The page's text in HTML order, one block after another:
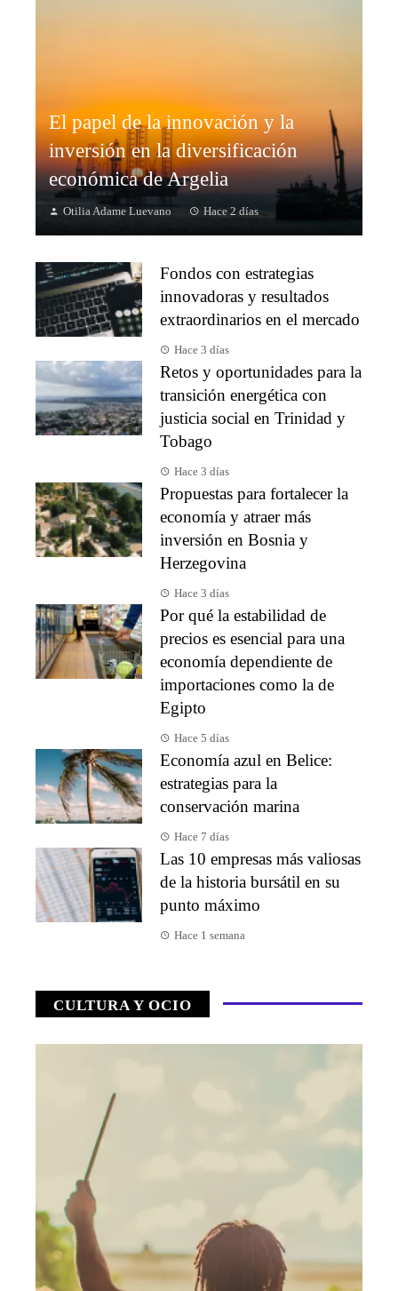
El papel de la innovación y la
inversión en la diversificación
económica de Argelia
Otilia Adame Luevano Hace 2 días
Fondos con estrategias
innovadoras y resultados
extraordinarios en el mercado
Hace 3 días
Retos y oportunidades para la
transición energética con
justicia social en Trinidad y
Tobago
Hace 3 días
Propuestas para fortalecer la
economía y atraer más
inversión en Bosnia y
Herzegovina
Hace 3 días
Por qué la estabilidad de
precios es esencial para una
economía dependiente de
importaciones como la de
Egipto
Hace 5 días
Economía azul en Belice:
estrategias para la
conservación marina
Hace 7 días
Las 10 empresas más valiosas
de la historia bursátil en su
punto máximo
Hace 1 semana
CULTURA Y OCIO